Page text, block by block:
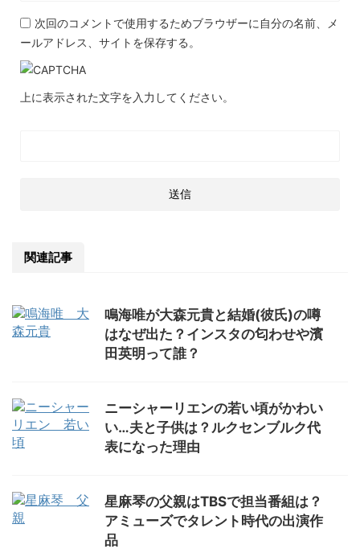
次回のコメントで使用するためブラウザーに自分の名前、メ
ールアドレス、サイトを保存する。
上に表示された文字を入力してください。
関連記事
鳴海唯が大森元貴と結婚(彼氏)の噂
はなぜ出た？インスタの匂わせや濱
田英明って誰？
ニーシャーリエンの若い頃がかわい
い…夫と子供は？ルクセンブルク代
表になった理由
星麻琴の父親はTBSで担当番組は？
アミューズでタレント時代の出演作
品